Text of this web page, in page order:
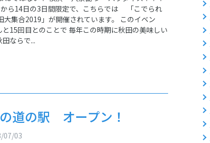
ら14日の3日間限定で、こちらでは 「こでられ
大集合2019」が開催されています。 このイベン
と15回目とのことで 毎年この時期に秋田の美味しい
ならで...
道の駅 オープン！
07/03